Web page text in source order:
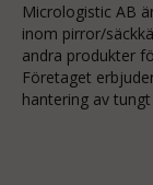
Micrologistic AB
inom pirror/
andra produkter
Företaget
hantering av